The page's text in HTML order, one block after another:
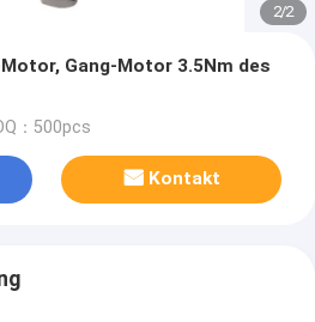
2/2
Gang-Motor 3.5Nm des
：500pcs
Kontakt